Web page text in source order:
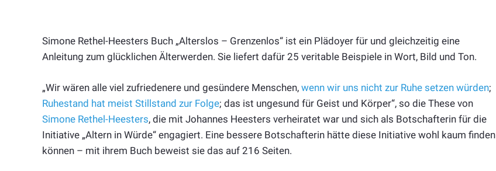
Simone Rethel-Heesters Buch „Alterslos – Grenzenlos“ ist ein Plädoyer für und gleichzeitig eine
Anleitung zum glücklichen Älterwerden. Sie liefert dafür 25 veritable Beispiele in Wort, Bild und Ton.
„Wir wären alle viel zufriedenere und gesündere Menschen, wenn wir uns nicht zur Ruhe setzen würden;
Ruhestand hat meist Stillstand zur Folge; das ist ungesund für Geist und Körper“, so die These von
Simone Rethel-Heesters, die mit Johannes Heesters verheiratet war und sich als Botschafterin für die
Initiative „Altern in Würde“ engagiert. Eine bessere Botschafterin hätte diese Initiative wohl kaum finden
können – mit ihrem Buch beweist sie das auf 216 Seiten.